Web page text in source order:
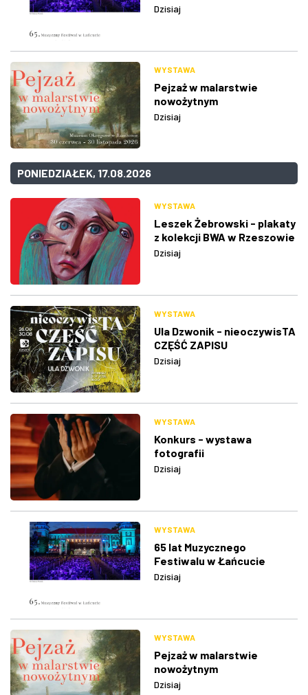
Dzisiaj
WYSTAWA
Pejzaż w malarstwie
nowożytnym
Dzisiaj
PONIEDZIAŁEK, 17.08.2026
WYSTAWA
Leszek Żebrowski - plakaty
z kolekcji BWA w Rzeszowie
Dzisiaj
WYSTAWA
Ula Dzwonik - nieoczywisTA
CZĘŚĆ ZAPISU
Dzisiaj
WYSTAWA
Konkurs - wystawa
fotografii
Dzisiaj
WYSTAWA
65 lat Muzycznego
Festiwalu w Łańcucie
Dzisiaj
WYSTAWA
Pejzaż w malarstwie
nowożytnym
Dzisiaj